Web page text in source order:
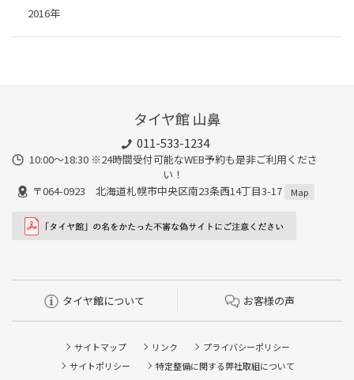
2016年
タイヤ館 山鼻
011-533-1234
10:00～18:30 ※24時間受付可能なWEB予約も是非ご利用くださ
い！
〒064-0923 北海道札幌市中央区南23条西14丁目3-17
Map
タイヤ館について お客様の声
サイトマップ リンク
プライバシーポリシー
サイトポリシー
特定整備に関する弊社取組について